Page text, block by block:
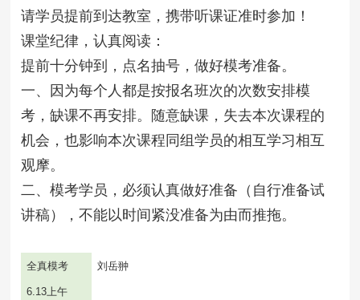
请学员提前到达教室，携带听课证准时参加！
课堂纪律，认真阅读：
提前十分钟到，点名抽号，做好模考准备。
一、因为每个人都是按报名班次的次数安排模
考，缺课不再安排。随意缺课，失去本次课程的
机会，也影响本次课程同组学员的相互学习相互
观摩。
二、模考学员，必须认真做好准备（自行准备试
讲稿），不能以时间紧没准备为由而推拖。
全真模考 刘岳翀
6.13 上午